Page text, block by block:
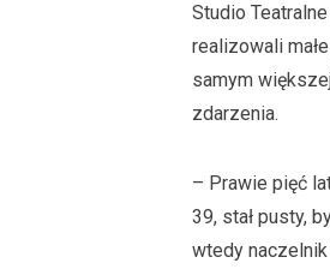
Studio
realizowali
samym
zdarzenia.
– Prawie pięć
39, stał pusty,
wtedy